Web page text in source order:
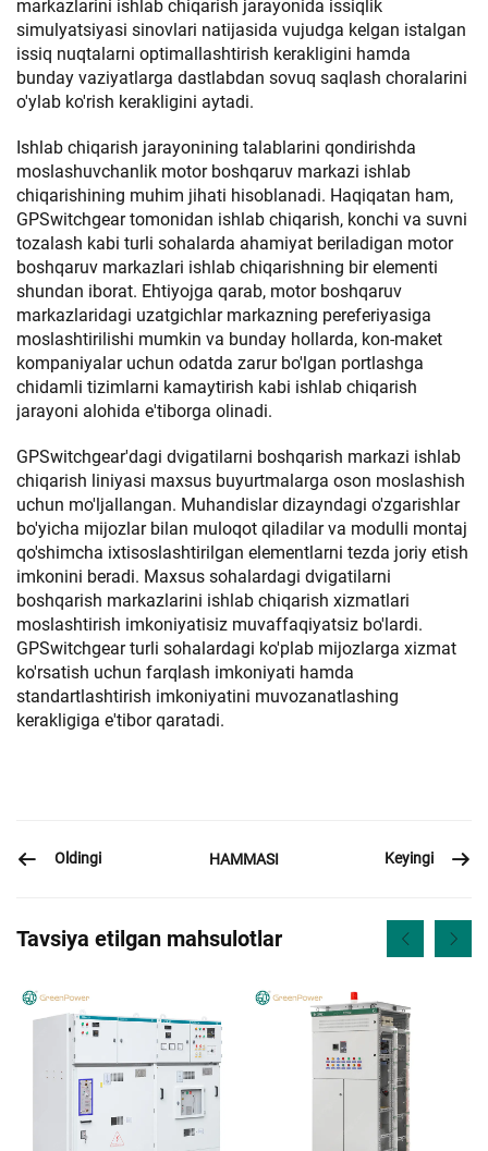
markazlarini ishlab chiqarish jarayonida issiqlik
simulyatsiyasi sinovlari natijasida vujudga kelgan istalgan
issiq nuqtalarni optimallashtirish kerakligini hamda
bunday vaziyatlarga dastlabdan sovuq saqlash choralarini
o'ylab ko'rish kerakligini aytadi.
Ishlab chiqarish jarayonining talablarini qondirishda
moslashuvchanlik motor boshqaruv markazi ishlab
chiqarishining muhim jihati hisoblanadi. Haqiqatan ham,
GPSwitchgear tomonidan ishlab chiqarish, konchi va suvni
tozalash kabi turli sohalarda ahamiyat beriladigan motor
boshqaruv markazlari ishlab chiqarishning bir elementi
shundan iborat. Ehtiyojga qarab, motor boshqaruv
markazlaridagi uzatgichlar markazning pereferiyasiga
moslashtirilishi mumkin va bunday hollarda, kon-maket
kompaniyalar uchun odatda zarur bo'lgan portlashga
chidamli tizimlarni kamaytirish kabi ishlab chiqarish
jarayoni alohida e'tiborga olinadi.
GPSwitchgear'dagi dvigatilarni boshqarish markazi ishlab
chiqarish liniyasi maxsus buyurtmalarga oson moslashish
uchun mo'ljallangan. Muhandislar dizayndagi o'zgarishlar
bo'yicha mijozlar bilan muloqot qiladilar va modulli montaj
qo'shimcha ixtisoslashtirilgan elementlarni tezda joriy etish
imkonini beradi. Maxsus sohalardagi dvigatilarni
boshqarish markazlarini ishlab chiqarish xizmatlari
moslashtirish imkoniyatisiz muvaffaqiyatsiz bo'lardi.
GPSwitchgear turli sohalardagi ko'plab mijozlarga xizmat
ko'rsatish uchun farqlash imkoniyati hamda
standartlashtirish imkoniyatini muvozanatlashing
kerakligiga e'tibor qaratadi.
Oldingi HAMMASI Keyingi
Tavsiya etilgan mahsulotlar